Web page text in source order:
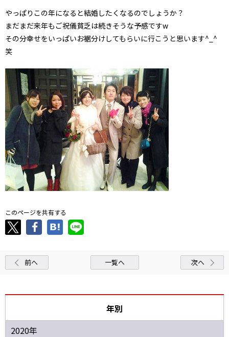
やっぱりこの年になると結婚したくなるのでしょうか？
まだまだ来年もご祝儀貧乏は続きそうな予感ですw
その分幸せをいっぱいお裾分けしてもらいに行こうと思います^_^
笑
このページを共有する
前へ 一覧へ 次へ
年別
2020年